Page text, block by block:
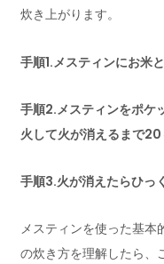
炊き上がります。
手順1.メスティンにお米
手順2.メスティンをポケ
火して火が消えるまで
手順3.火が消えたらひっ
メスティンを使った基本
の炊き方を理解したら、